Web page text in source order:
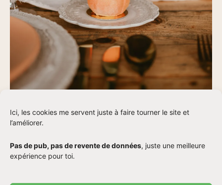
Ici, les cookies me servent juste à faire tourner le site et
l’améliorer.
Pas de pub, pas de revente de données, juste une meilleure
expérience pour toi.